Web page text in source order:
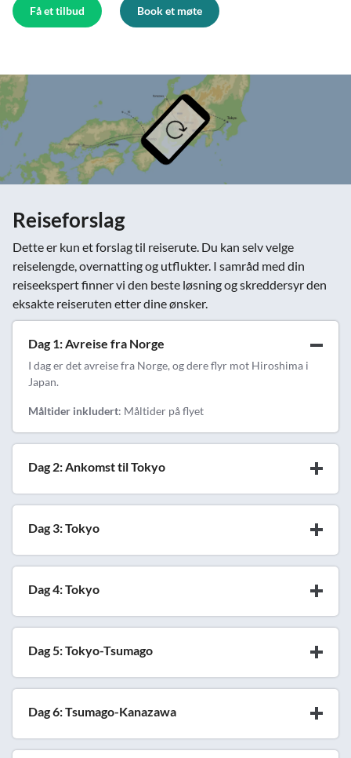
Få et tilbud Book et møte
Reiseforslag
Dette er kun et forslag til reiserute. Du kan selv velge
reiselengde, overnatting og utflukter. I samråd med din
reiseekspert finner vi den beste løsning og skreddersyr den
eksakte reiseruten etter dine ønsker.
Dag 1: Avreise fra Norge
I dag er det avreise fra Norge, og dere flyr mot Hiroshima i
Japan.
Måltider inkludert: Måltider på flyet
Dag 2: Ankomst til Tokyo
Dag 3: Tokyo
Dag 4: Tokyo
Dag 5: Tokyo-Tsumago
Dag 6: Tsumago-Kanazawa